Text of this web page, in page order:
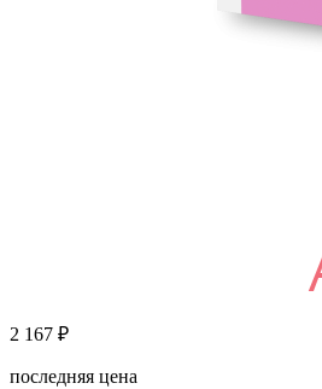
2 167 ₽
последняя цена